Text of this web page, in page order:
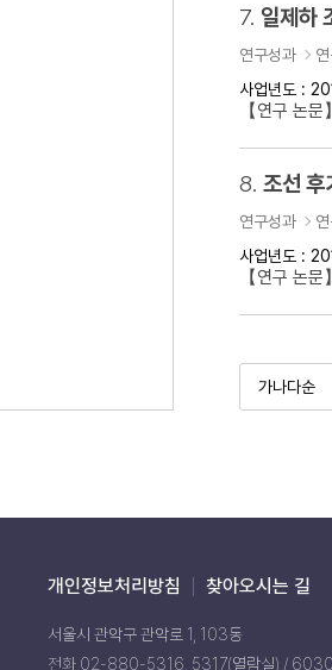
7. 일제하
연구성과
사업년도 :
【연구 논
8. 조선
연구성과
사업년도 :
【연구 논
개인정보처리방침 찾아오시는 길
서울시 관악구 관악로 1, 103동
전화 02-880-5316, 5317(열람실) /